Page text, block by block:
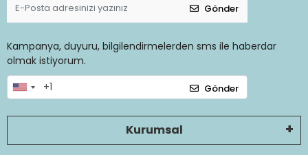
Gönder
Kampanya, duyuru, bilgilendirmelerden sms ile haberdar
olmak istiyorum.
Gönder
Kurumsal